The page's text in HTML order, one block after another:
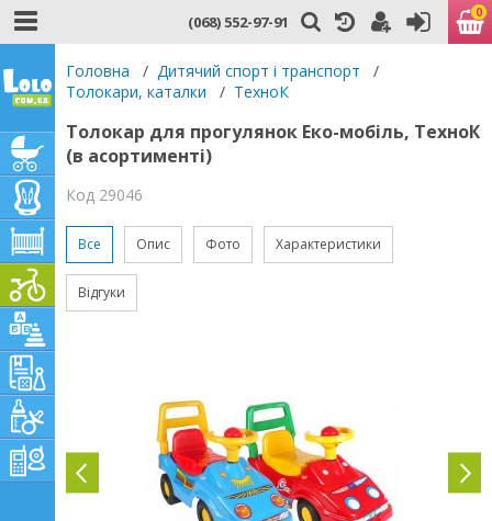
(068) 552-97-91 0
Головна / Дитячий спорт і транспорт
/
Толокари, каталки
/ ТехноК
Толокар для прогулянок Еко-мобіль, ТехноК
(в асортименті)
Код 29046
Все Опис Фото Характеристики
Відгуки